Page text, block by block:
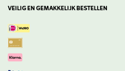
VEILIG EN GEMAKKELIJK BESTELLEN